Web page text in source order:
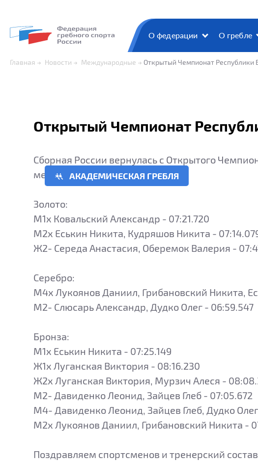
О федерации О гребле
Главная Новости Международные Открытый Чемпионат Республики
Открытый Чемпионат
АКАДЕМИЧЕСКАЯ ГРЕБЛЯ
Сборная России вернулась с Открытого
медалей.
Золото:
M1x Ковальский Александр - 07:21.720
М2х Еськин Никита, Кудряшов Никита -
Ж2- Середа Анастасия, Оберемок Валерия -
Серебро:
М4х Лукоянов Даниил, Грибановский Никита,
М2- Слюсарь Александр, Дудко Олег - 06:59.547
Бронза:
M1x Еськин Никита - 07:25.149
Ж1х Луганская Виктория - 08:16.230
Ж2х Луганская Виктория, Мурзич Алеся -
М2- Давиденко Леонид, Зайцев Глеб - 07:05.672
М4- Давиденко Леонид, Зайцев Глеб, Дудко
М2х Лукоянов Даниил, Грибановский Никита -
Поздравляем спортсменов и тренерский